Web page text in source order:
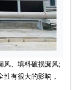
、填料破损漏风;
有很大的影响，